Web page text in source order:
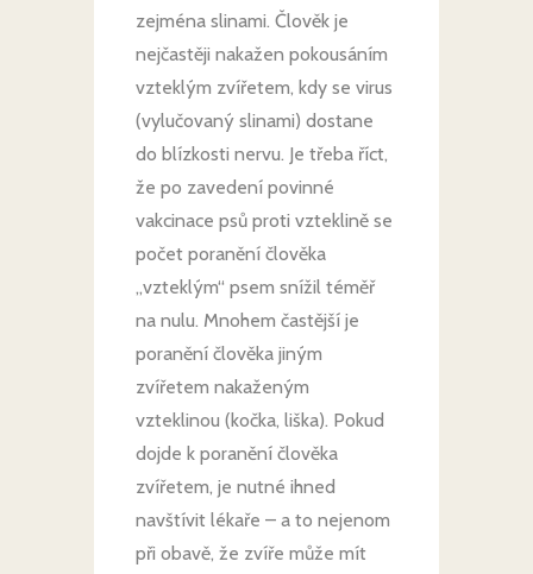
zejména slinami. Člověk je
nejčastěji nakažen pokousáním
vzteklým zvířetem, kdy se virus
(vylučovaný slinami) dostane
do blízkosti nervu. Je třeba říct,
že po zavedení povinné
vakcinace psů proti vzteklině se
počet poranění člověka
„vzteklým“ psem snížil téměř
na nulu. Mnohem častější je
poranění člověka jiným
zvířetem nakaženým
vzteklinou (kočka, liška). Pokud
dojde k poranění člověka
zvířetem, je nutné ihned
navštívit lékaře – a to nejenom
při obavě, že zvíře může mít